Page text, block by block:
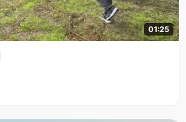
01:25